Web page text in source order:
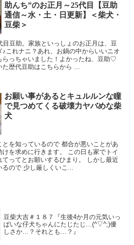
助んち”のお正月～25代目【豆助
通信～水・土・日更新】＜柴犬・
豆柴＞
目豆助。家族といっしょのお正月は、豆
これナニ？あれ、お鍋の中からいいニオ
らっちゃいました！よかったね、豆助♡
歴代豆助はこちらから ...
お願い事があるとキュルルンな瞳
で見つめてくる破壊力ヤバめな柴
犬
を知っているので 都合が悪いことがあ
を求めに行きます。 この日も家でトイ
てってとお願いするひまり。 しかし最近
ので 少し厳しくいこ...
豆柴大吉＃１８７『生後4か月の元気いっ
ぱいな仔犬ちゃんにたじたじ…(^▽^;)優
しさか…？それとも…？』